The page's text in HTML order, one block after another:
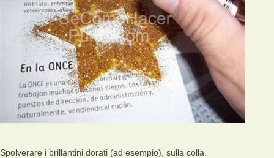
Spolverare i brillantini dorati (ad esempio), sulla colla.